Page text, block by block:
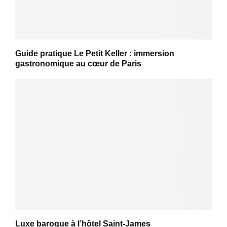
Guide pratique Le Petit Keller : immersion
gastronomique au cœur de Paris
Luxe baroque à l’hôtel Saint-James